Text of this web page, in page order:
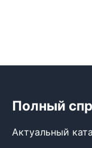
Полный
Актуальный